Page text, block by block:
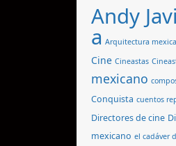
Andy
a Arquitectura
Cine Cineastas
mexicano
Conquista cuentos
Directores de cine
mexicano el cadáver